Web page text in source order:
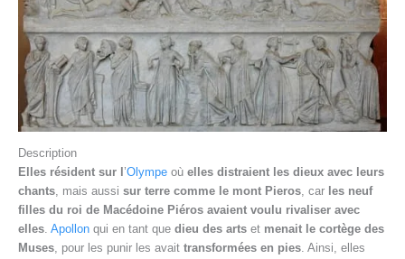
Description
Elles résident sur l ’Olympe où elles distraient les dieux avec leurs
chants, mais aussi sur terre comme le mont Pieros, car les neuf
filles du roi de Macédoine Piéros avaient voulu rivaliser avec
elles. Apollon qui en tant que dieu des arts et menait le cortège des
Muses, pour les punir les avait transformées en pies. Ainsi, elles